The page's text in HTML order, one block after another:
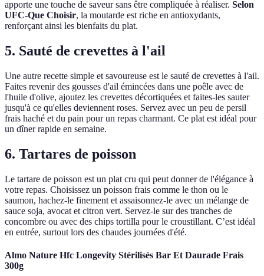
apporte une touche de saveur sans être compliquée à réaliser. Selon
UFC-Que Choisir, la moutarde est riche en antioxydants,
renforçant ainsi les bienfaits du plat.
5. Sauté de crevettes à l'ail
Une autre recette simple et savoureuse est le sauté de crevettes à l'ail.
Faites revenir des gousses d'ail émincées dans une poêle avec de
l'huile d'olive, ajoutez les crevettes décortiquées et faites-les sauter
jusqu'à ce qu'elles deviennent roses. Servez avec un peu de persil
frais haché et du pain pour un repas charmant. Ce plat est idéal pour
un dîner rapide en semaine.
6. Tartares de poisson
Le tartare de poisson est un plat cru qui peut donner de l'élégance à
votre repas. Choisissez un poisson frais comme le thon ou le
saumon, hachez-le finement et assaisonnez-le avec un mélange de
sauce soja, avocat et citron vert. Servez-le sur des tranches de
concombre ou avec des chips tortilla pour le croustillant. C’est idéal
en entrée, surtout lors des chaudes journées d'été.
Almo Nature Hfc Longevity Stérilisés Bar Et Daurade Frais
300g